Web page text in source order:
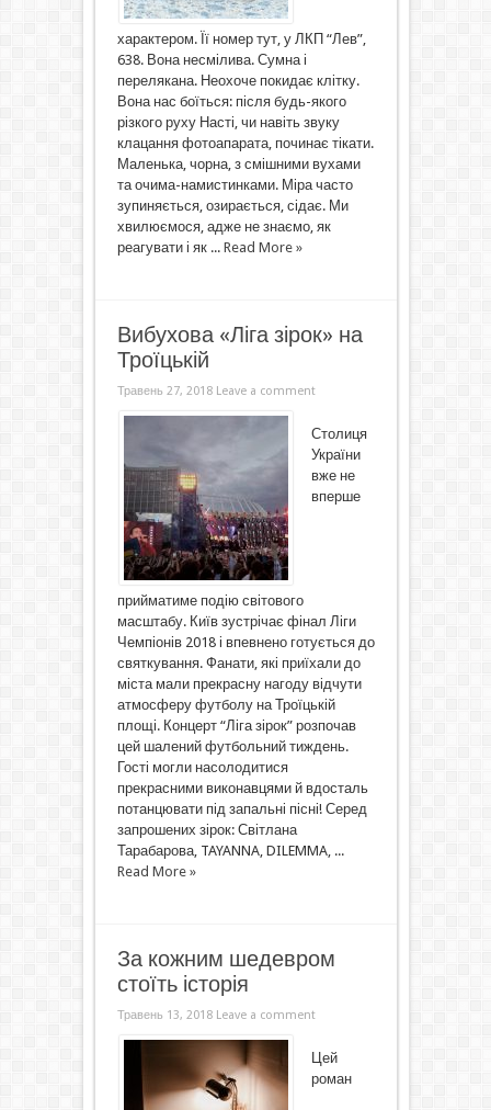
характером. Її номер тут, у ЛКП “Лев”,
638. Вона несмілива. Сумна і
перелякана. Неохоче покидає клітку.
Вона нас боїться: після будь-якого
різкого руху Насті, чи навіть звуку
клацання фотоапарата, починає тікати.
Маленька, чорна, з смішними вухами
та очима-намистинками. Міра часто
зупиняється, озирається, сідає. Ми
хвилюємося, адже не знаємо, як
реагувати і як ... Read More »
Вибухова «Ліга зірок» на
Троїцькій
Травень 27, 2018 Leave a comment
Столиця
України
вже не
вперше
прийматиме подію світового
масштабу. Київ зустрічає фінал Ліги
Чемпіонів 2018 і впевнено готується до
святкування. Фанати, які приїхали до
міста мали прекрасну нагоду відчути
атмосферу футболу на Троїцькій
площі. Концерт “Ліга зірок” розпочав
цей шалений футбольний тиждень.
Гості могли насолодитися
прекрасними виконавцями й вдосталь
потанцювати під запальні пісні! Серед
запрошених зірок: Світлана
Тарабарова, TAYANNA, DILEMMA, ...
Read More »
За кожним шедевром
стоїть історія
Травень 13, 2018 Leave a comment
Цей
роман